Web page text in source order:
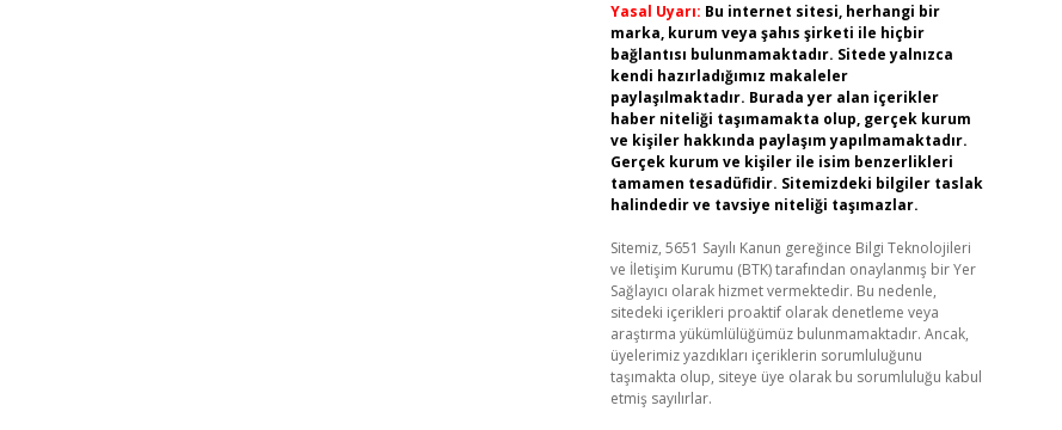
Yasal Uyarı: Bu internet sitesi, herhangi bir
marka, kurum veya şahıs şirketi ile hiçbir
bağlantısı bulunmamaktadır. Sitede yalnızca
kendi hazırladığımız makaleler
paylaşılmaktadır. Burada yer alan içerikler
haber niteliği taşımamakta olup, gerçek kurum
ve kişiler hakkında paylaşım yapılmamaktadır.
Gerçek kurum ve kişiler ile isim benzerlikleri
tamamen tesadüfidir. Sitemizdeki bilgiler taslak
halindedir ve tavsiye niteliği taşımazlar.
Sitemiz, 5651 Sayılı Kanun gereğince Bilgi Teknolojileri
ve İletişim Kurumu (BTK) tarafından onaylanmış bir Yer
Sağlayıcı olarak hizmet vermektedir. Bu nedenle,
sitedeki içerikleri proaktif olarak denetleme veya
araştırma yükümlülüğümüz bulunmamaktadır. Ancak,
üyelerimiz yazdıkları içeriklerin sorumluluğunu
taşımakta olup, siteye üye olarak bu sorumluluğu kabul
etmiş sayılırlar.